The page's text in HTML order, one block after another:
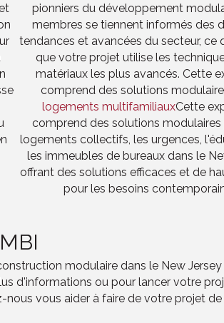
pionniers du développement
membres se tiennent informés des
tendances et avancées du secteur, ce
que votre projet utilise les
matériaux les plus avancés. Cette
comprend des solutions
logements multifamiliauxCette
comprend des solutions modulaires
logements collectifs, les urgences,
les immeubles de bureaux dans le
offrant des solutions efficaces et de
pour les besoins
modulaire dans le New
d'informations ou pour lancer votre
nous vous aider à faire de votre projet